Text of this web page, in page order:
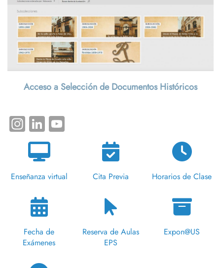
Acceso a Selección de Documentos Históricos
Instagram
LinkedIn
Enseñanza virtual Cita Previa Horarios de Clase
Fecha de
Exámenes
Reserva de Aulas
EPS
Expon@US